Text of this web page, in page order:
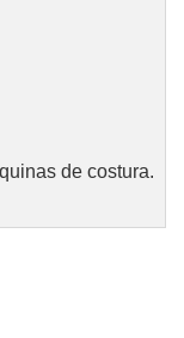
de costura.